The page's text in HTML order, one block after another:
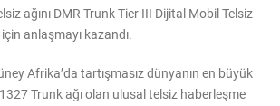
ağını DMR Trunk Tier III Dijital Mobil Telsiz
anlaşmayı kazandı.
Afrika’da tartışmasız dünyanın en büyük
Trunk ağı olan ulusal telsiz haberleşme